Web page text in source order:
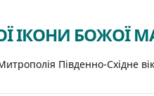
ІКОНИ БОЖОЇ
Південно-Східне